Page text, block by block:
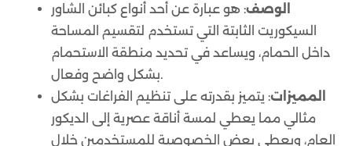
الوصف: هو عبارة عن أحد أنواع كبائن الشاور
السيكوريت الثابتة التي تستخدم لتقسيم المساحة
داخل الحمام، ويساعد في تحديد منطقة الاستحمام
بشكل واضح وفعال.
المميزات: يتميز بقدرته على تنظيم الفراغات بشكل
مثالي مما يعطي لمسة أناقة عصرية إلى الديكور
العام، ويعطي بعض الخصوصية للمستخدمين خلال